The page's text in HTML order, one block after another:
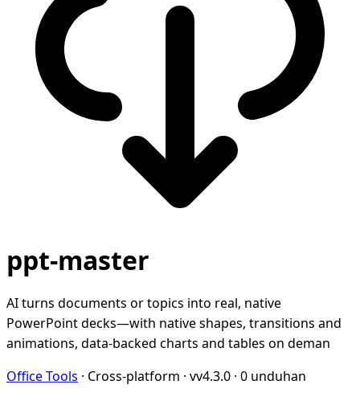
ppt-master
AI turns documents or topics into real, native
PowerPoint decks—with native shapes, transitions and
animations, data-backed charts and tables on deman
Office Tools · Cross-platform · vv4.3.0 · 0 unduhan